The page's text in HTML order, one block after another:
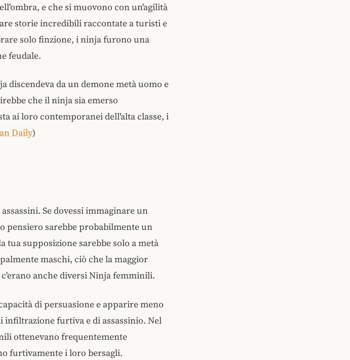
e che si muovono con un'agilità
storie incredibili raccontate a turisti e
solo finzione, i ninja furono una
feudale.
discendeva da un demone metà uomo e
che il ninja sia emerso
ai loro contemporanei dell'alta classe, i
Daily)
Se dovessi immaginare un
pensiero sarebbe probabilmente un
tua supposizione sarebbe solo a metà
maschi, ciò che la maggior
anche diversi Ninja femminili.
di persuasione e apparire meno
furtiva e di assassinio. Nel
ottenevano frequentemente
furtivamente i loro bersagli.